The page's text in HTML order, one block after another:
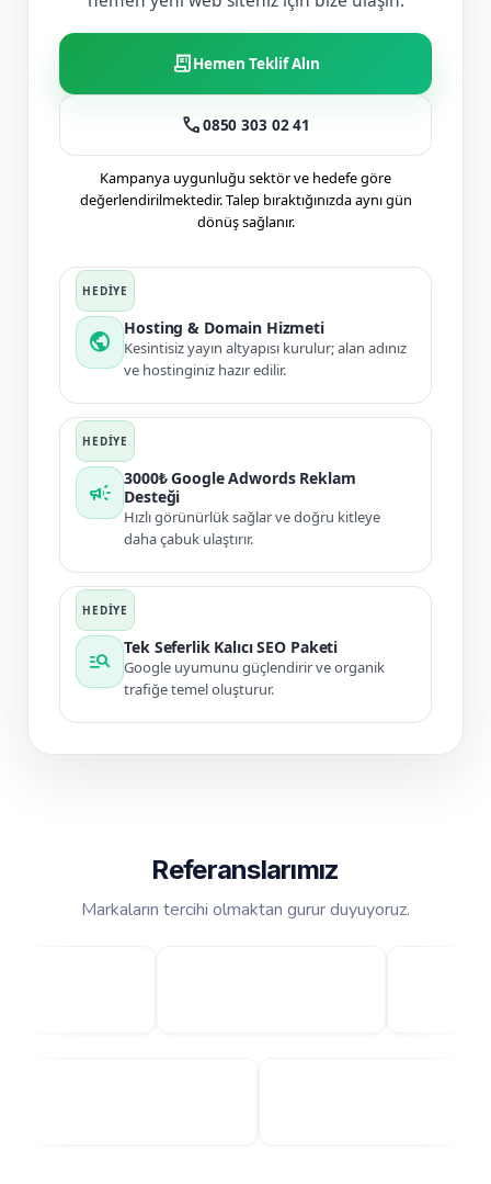
receipt_longHemen Teklif Alın
call0850 303 02 41
Kampanya uygunluğu sektör ve hedefe göre
değerlendirilmektedir. Talep bıraktığınızda aynı gün
dönüş sağlanır.
public
Hosting & Domain Hizmeti
Kesintisiz yayın altyapısı kurulur; alan adınız
ve hostinginiz hazır edilir.
campaign
3000₺ Google Adwords Reklam
Desteği
Hızlı görünürlük sağlar ve doğru kitleye
daha çabuk ulaştırır.
manage_search
Tek Seferlik Kalıcı SEO Paketi
Google uyumunu güçlendirir ve organik
trafiğe temel oluşturur.
Referanslarımız
Markaların tercihi olmaktan gurur duyuyoruz.